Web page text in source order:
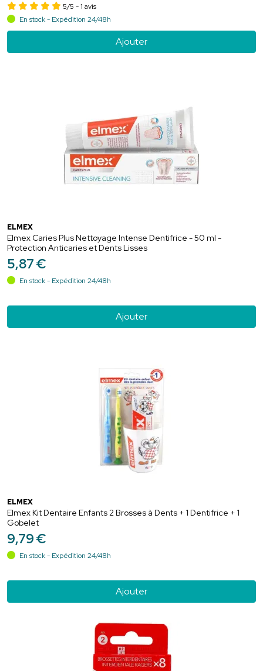
5/5 - 1 avis
En stock - Expédition 24/48h
Ajouter
ELMEX
Elmex Caries Plus Nettoyage Intense Dentifrice - 50 ml -
Protection Anticaries et Dents Lisses
5,87€
En stock - Expédition 24/48h
Ajouter
ELMEX
Elmex Kit Dentaire Enfants 2 Brosses à Dents + 1 Dentifrice + 1
Gobelet
9,79€
En stock - Expédition 24/48h
Ajouter